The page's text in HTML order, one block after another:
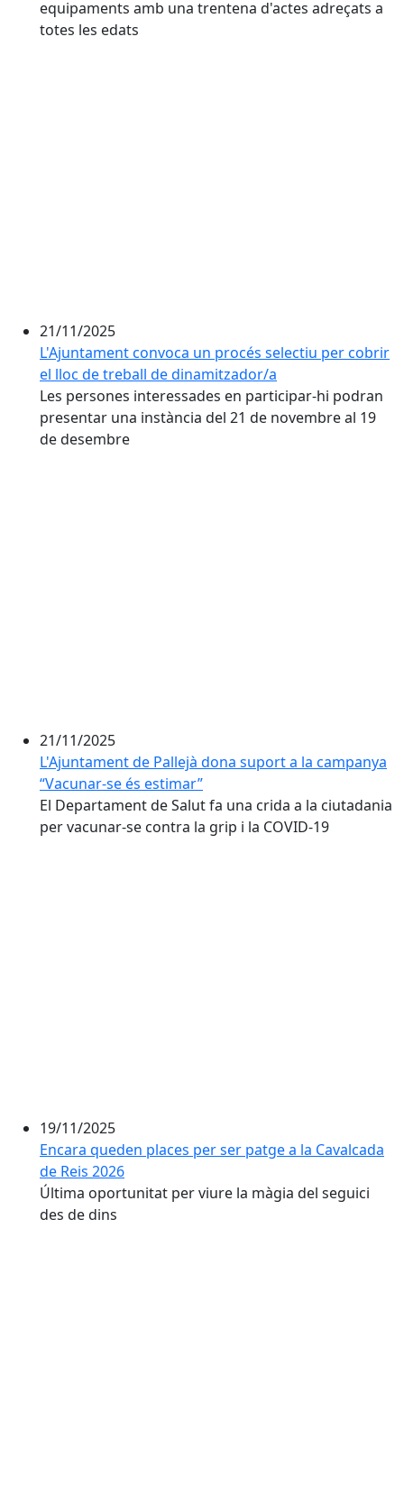
equipaments amb una trentena d'actes adreçats a
totes les edats
21/11/2025
L'Ajuntament convoca un procés selectiu per cobrir
el lloc de treball de dinamitzador/a
Les persones interessades en participar-hi podran
presentar una instància del 21 de novembre al 19
de desembre
21/11/2025
L'Ajuntament de Pallejà dona suport a la campanya
“Vacunar-se és estimar”
El Departament de Salut fa una crida a la ciutadania
per vacunar-se contra la grip i la COVID-19
19/11/2025
Encara queden places per ser patge a la Cavalcada
de Reis 2026
Última oportunitat per viure la màgia del seguici
des de dins